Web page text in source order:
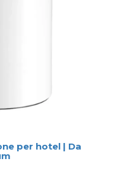
per hotel | Da